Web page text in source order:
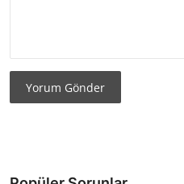
Yorum Gönder